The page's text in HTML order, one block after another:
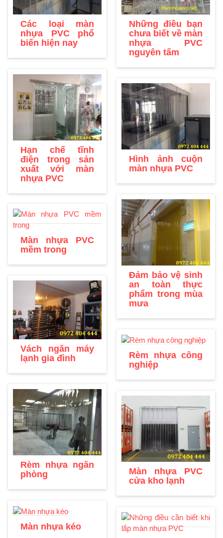
Các loại màn
nhựa PVC phổ
biến hiện nay
Những điều bạn
chưa biết về màn
nhựa PVC
nguyên tấm
Hạn chế tĩnh
điện trong sản
xuất với màn
nhựa PVC
Hình ảnh cuộn
màn nhựa PVC
Đảm bảo vệ sinh
an toàn thực
phẩm trong mùa
mưa
Màn nhựa PVC
mềm trong
Vách ngăn máy
lạnh gia đình
Rèm nhựa công
nghiệp
Rèm nhựa ngăn
phòng
Màn nhựa PVC
cửa kho lạnh
Màn nhựa kéo